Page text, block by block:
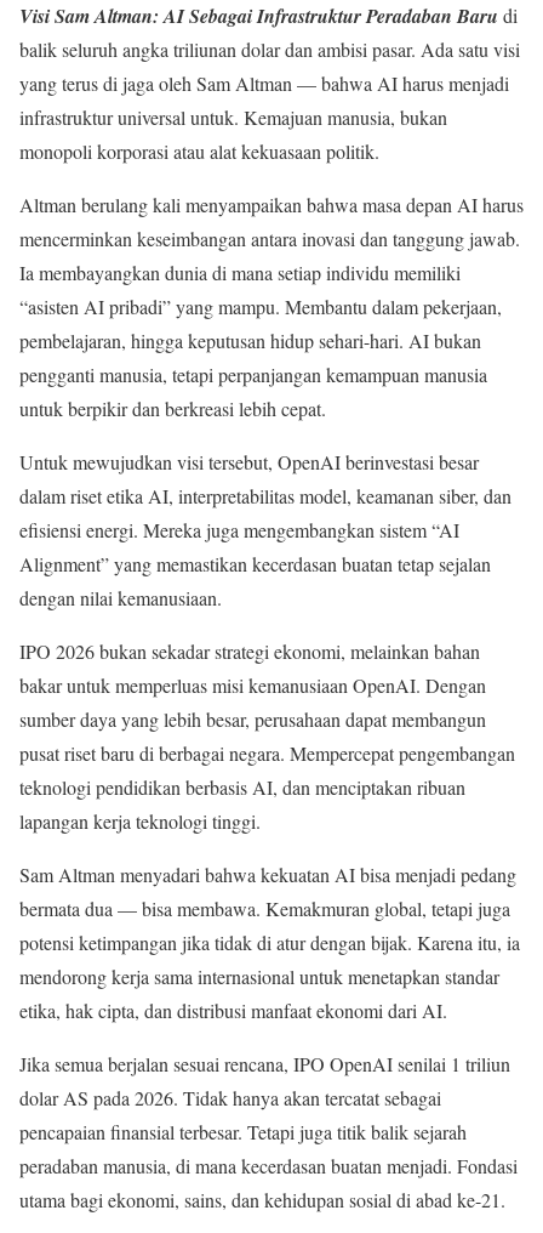
Visi Sam Altman: AI Sebagai Infrastruktur Peradaban Baru di
balik seluruh angka triliunan dolar dan ambisi pasar. Ada satu visi
yang terus di jaga oleh Sam Altman — bahwa AI harus menjadi
infrastruktur universal untuk. Kemajuan manusia, bukan
monopoli korporasi atau alat kekuasaan politik.
Altman berulang kali menyampaikan bahwa masa depan AI harus
mencerminkan keseimbangan antara inovasi dan tanggung jawab.
Ia membayangkan dunia di mana setiap individu memiliki
“asisten AI pribadi” yang mampu. Membantu dalam pekerjaan,
pembelajaran, hingga keputusan hidup sehari-hari. AI bukan
pengganti manusia, tetapi perpanjangan kemampuan manusia
untuk berpikir dan berkreasi lebih cepat.
Untuk mewujudkan visi tersebut, OpenAI berinvestasi besar
dalam riset etika AI, interpretabilitas model, keamanan siber, dan
efisiensi energi. Mereka juga mengembangkan sistem “AI
Alignment” yang memastikan kecerdasan buatan tetap sejalan
dengan nilai kemanusiaan.
IPO 2026 bukan sekadar strategi ekonomi, melainkan bahan
bakar untuk memperluas misi kemanusiaan OpenAI. Dengan
sumber daya yang lebih besar, perusahaan dapat membangun
pusat riset baru di berbagai negara. Mempercepat pengembangan
teknologi pendidikan berbasis AI, dan menciptakan ribuan
lapangan kerja teknologi tinggi.
Sam Altman menyadari bahwa kekuatan AI bisa menjadi pedang
bermata dua — bisa membawa. Kemakmuran global, tetapi juga
potensi ketimpangan jika tidak di atur dengan bijak. Karena itu, ia
mendorong kerja sama internasional untuk menetapkan standar
etika, hak cipta, dan distribusi manfaat ekonomi dari AI.
Jika semua berjalan sesuai rencana, IPO OpenAI senilai 1 triliun
dolar AS pada 2026. Tidak hanya akan tercatat sebagai
pencapaian finansial terbesar. Tetapi juga titik balik sejarah
peradaban manusia, di mana kecerdasan buatan menjadi. Fondasi
utama bagi ekonomi, sains, dan kehidupan sosial di abad ke-21.